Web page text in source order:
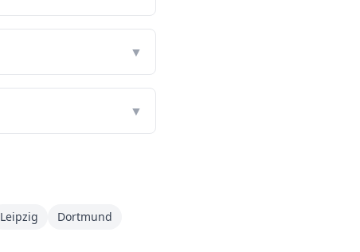
▼
▼
Leipzig
Dortmund